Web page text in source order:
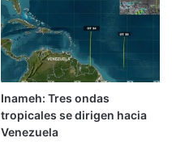
Inameh: Tres ondas
tropicales se dirigen hacia
Venezuela